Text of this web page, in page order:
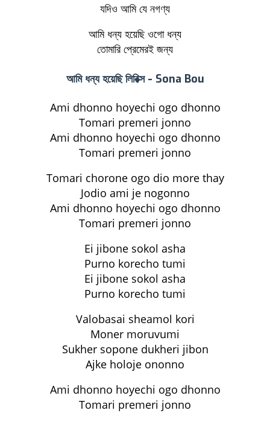
যদিও আমি যে নগণ্য
আমি ধন্য হয়েছি ওগো ধন্য
তোমারি প্রেমেরই জন্য
আমি ধন্য হয়েছি লিরিক্স - Sona Bou
Ami dhonno hoyechi ogo dhonno
Tomari premeri jonno
Ami dhonno hoyechi ogo dhonno
Tomari premeri jonno
Tomari chorone ogo dio more thay
Jodio ami je nogonno
Ami dhonno hoyechi ogo dhonno
Tomari premeri jonno
Ei jibone sokol asha
Purno korecho tumi
Ei jibone sokol asha
Purno korecho tumi
Valobasai sheamol kori
Moner moruvumi
Sukher sopone dukheri jibon
Ajke holoje ononno
Ami dhonno hoyechi ogo dhonno
Tomari premeri jonno